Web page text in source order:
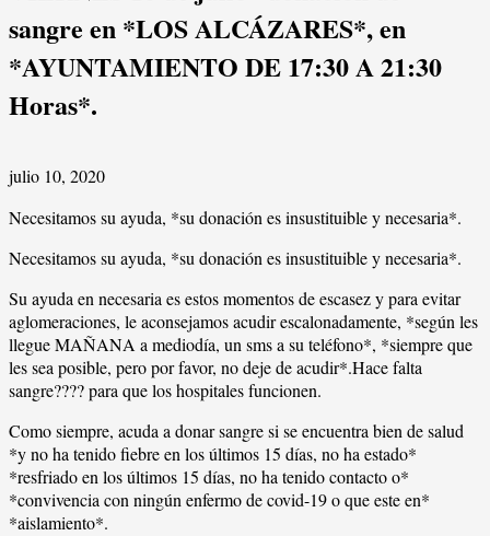
sangre en *LOS ALCÁZARES*, en
*AYUNTAMIENTO DE 17:30 A 21:30
Horas*.
julio 10, 2020
Necesitamos su ayuda, *su donación es insustituible y necesaria*.
Necesitamos su ayuda, *su donación es insustituible y necesaria*.
Su ayuda en necesaria es estos momentos de escasez y para evitar
aglomeraciones, le aconsejamos acudir escalonadamente, *según les
llegue MAÑANA a mediodía, un sms a su teléfono*, *siempre que
les sea posible, pero por favor, no deje de acudir*.Hace falta
sangre?️??️?️ para que los hospitales funcionen.
Como siempre, acuda a donar sangre si se encuentra bien de salud
*y no ha tenido fiebre en los últimos 15 días, no ha estado*
*resfriado en los últimos 15 días, no ha tenido contacto o*
*convivencia con ningún enfermo de covid-19 o que este en*
*aislamiento*.